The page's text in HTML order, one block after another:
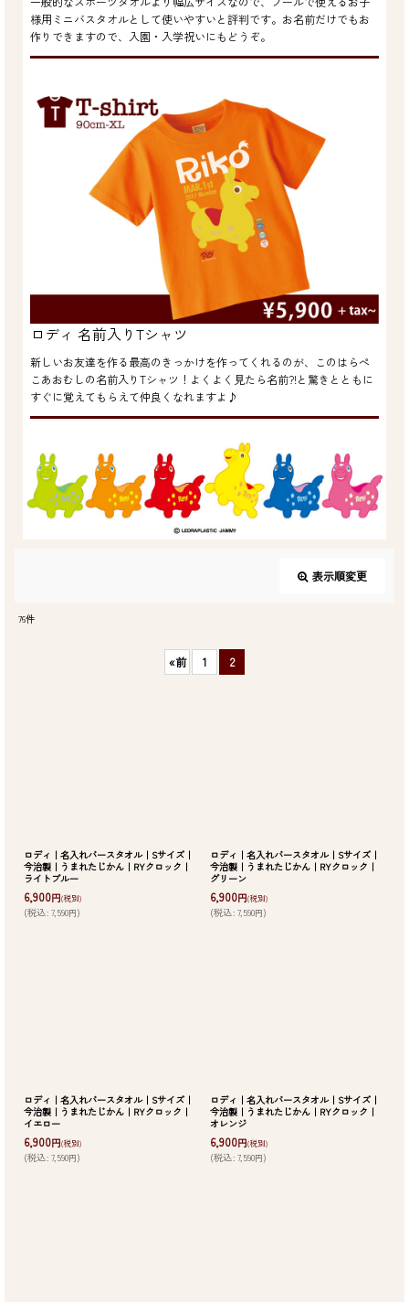
様用ミニバスタオルとして使いやすいと評判です。お名前だけでもお
作りできますので、入園・入学祝いにもどうぞ。
ロディ 名前入りTシャツ
新しいお友達を作る最高のきっかけを作ってくれるのが、このはらぺ
こあおむしの名前入りTシャツ！よくよく見たら名前?!と驚きとともに
すぐに覚えてもらえて仲良くなれますよ♪
表示順変更
76件
«前 1 2
ロディ｜名入れバースタオル｜Sサイズ｜
今治製｜うまれたじかん｜RYクロック｜
ライトブルー
6,900円(税別)
(税込: 7,590円)
ロディ｜名入れバースタオル｜Sサイズ｜
今治製｜うまれたじかん｜RYクロック｜
グリーン
6,900円(税別)
(税込: 7,590円)
ロディ｜名入れバースタオル｜Sサイズ｜
今治製｜うまれたじかん｜RYクロック｜
イエロー
6,900円(税別)
(税込: 7,590円)
ロディ｜名入れバースタオル｜Sサイズ｜
今治製｜うまれたじかん｜RYクロック｜
オレンジ
6,900円(税別)
(税込: 7,590円)